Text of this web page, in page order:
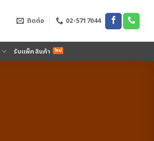
ติดต่อ 02-5717044
รับแพ็คสินค้า